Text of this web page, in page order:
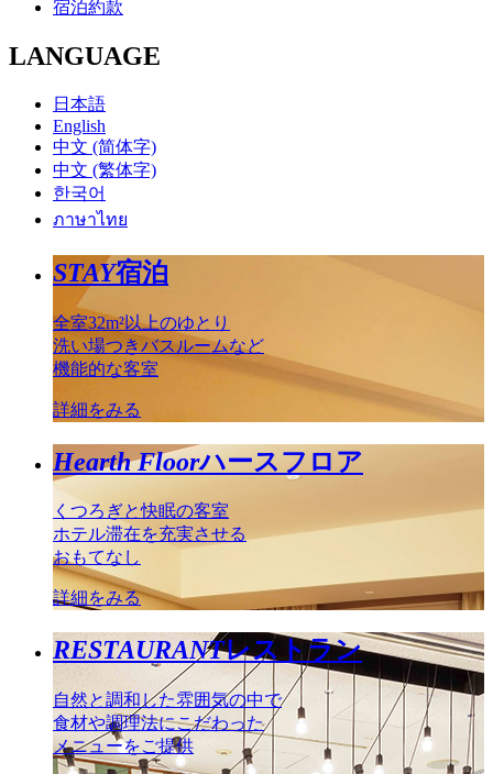
宿泊約款
LANGUAGE
日本語
English
中文 (简体字)
中文 (繁体字)
한국어
ภาษาไทย
STAY宿泊
全室32m²以上のゆとり
洗い場つきバスルームなど
機能的な客室
詳細をみる
Hearth Floorハースフロア
くつろぎと快眠の客室
ホテル滞在を充実させる
おもてなし
詳細をみる
RESTAURANTレストラン
自然と調和した雰囲気の中で
食材や調理法にこだわった
メニューをご提供